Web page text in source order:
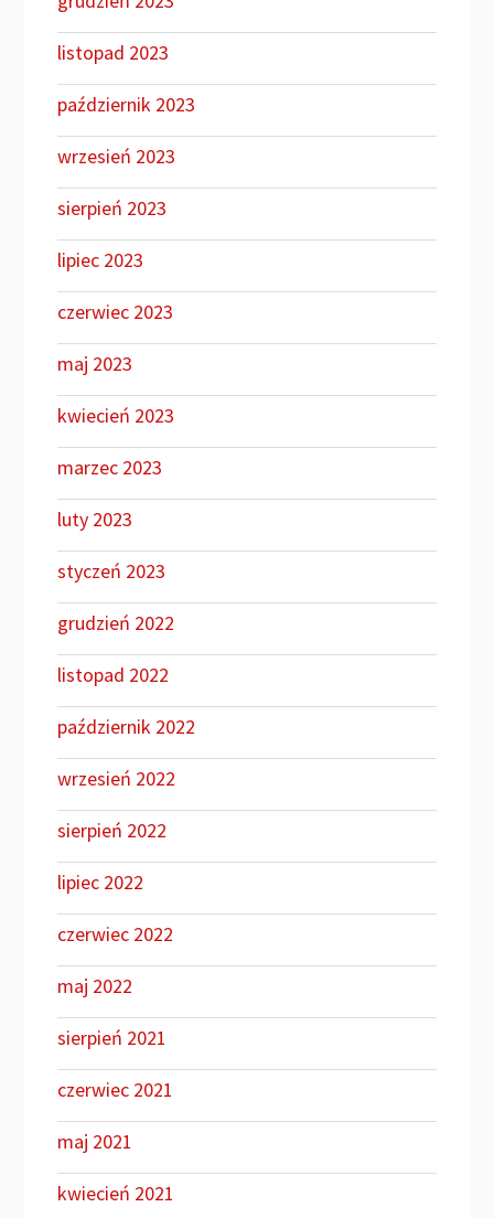
listopad 2023
październik 2023
wrzesień 2023
sierpień 2023
lipiec 2023
czerwiec 2023
maj 2023
kwiecień 2023
marzec 2023
luty 2023
styczeń 2023
grudzień 2022
listopad 2022
październik 2022
wrzesień 2022
sierpień 2022
lipiec 2022
czerwiec 2022
maj 2022
sierpień 2021
czerwiec 2021
maj 2021
kwiecień 2021